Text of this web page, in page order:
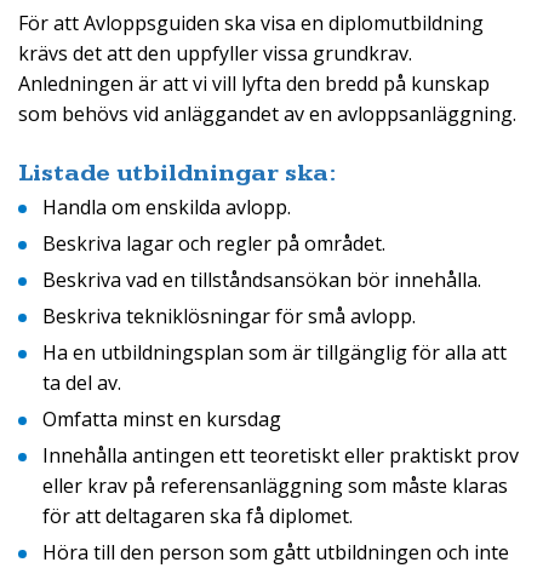
För att Avloppsguiden ska visa en diplomutbildning
krävs det att den uppfyller vissa grundkrav.
Anledningen är att vi vill lyfta den bredd på kunskap
som behövs vid anläggandet av en avloppsanläggning.
Listade utbildningar ska:
Handla om enskilda avlopp.
Beskriva lagar och regler på området.
Beskriva vad en tillståndsansökan bör innehålla.
Beskriva tekniklösningar för små avlopp.
Ha en utbildningsplan som är tillgänglig för alla att
ta del av.
Omfatta minst en kursdag
Innehålla antingen ett teoretiskt eller praktiskt prov
eller krav på referensanläggning som måste klaras
för att deltagaren ska få diplomet.
Höra till den person som gått utbildningen och inte